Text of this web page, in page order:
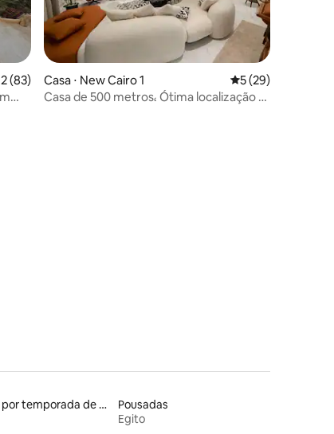
uma avaliação média de 5, 83 avaliações
(83)
Casa ⋅ New Cairo 1 5 de uma
5 (29)
Casa de 500 metros، Ótima localização 4
Aluguel por temporada de alojamentos ecológicos
Pousadas
Egito